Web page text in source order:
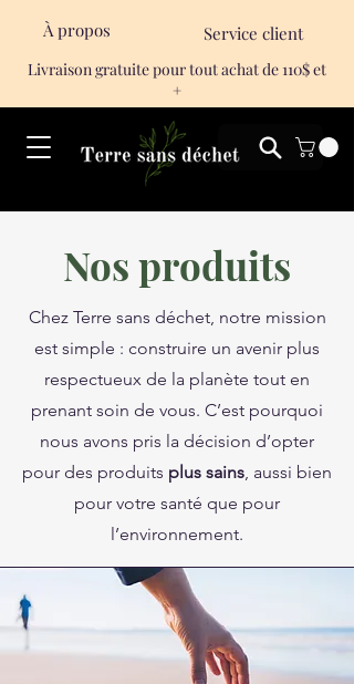
À propos Service client
Livraison gratuite pour tout achat de 110$ et
+
Nos produits
Chez Terre sans déchet, notre mission
est simple : construire un avenir plus
respectueux de la planète tout en
prenant soin de vous. C’est pourquoi
nous avons pris la décision d’opter
pour des produits plus sains , aussi bien
pour votre santé que pour
l’environnement.